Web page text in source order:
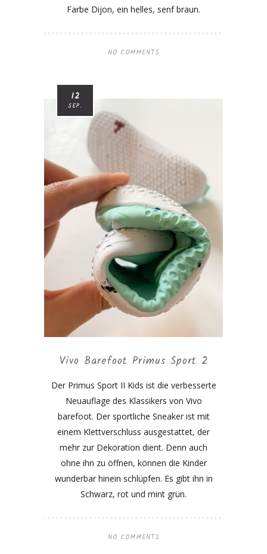
Farbe Dijon, ein helles, senf braun.
NO COMMENTS
12
SEP.
Vivo Barefoot Primus Sport 2
Der Primus Sport II Kids ist die verbesserte
Neuauflage des Klassikers von Vivo
barefoot. Der sportliche Sneaker ist mit
einem Klettverschluss ausgestattet, der
mehr zur Dekoration dient. Denn auch
ohne ihn zu öffnen, können die Kinder
wunderbar hinein schlüpfen. Es gibt ihn in
Schwarz, rot und mint grün.
NO COMMENTS